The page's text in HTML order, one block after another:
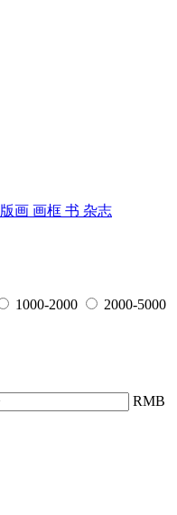
版画 画框 书 杂志
1000-2000
2000-5000
RMB